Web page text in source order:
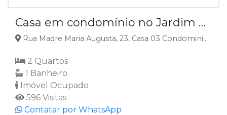
Casa em condomínio no Jardim Leblon, Campo Grande, MS
Rua Madre Maria Augusta, 23, Casa 03 Condominio Residencial Leblon, Jardim Leblon, Campo Grande, MS
2 Quartos
1 Banheiro
Imóvel Ocupado
596 Visitas
Contatar por WhatsApp